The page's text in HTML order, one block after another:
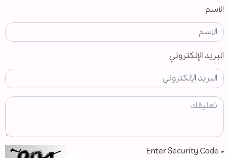
الاسم
البريد الإلكتروني
*